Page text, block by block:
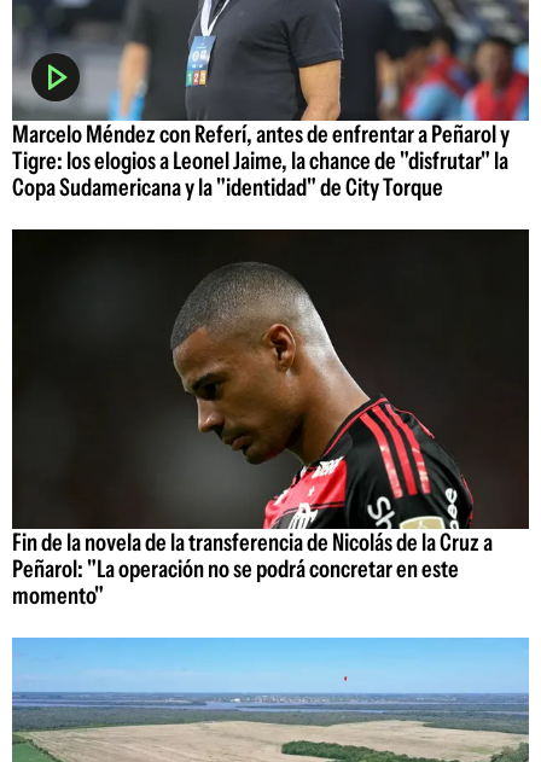
Marcelo Méndez con Referí, antes de enfrentar a Peñarol y
Tigre: los elogios a Leonel Jaime, la chance de "disfrutar" la
Copa Sudamericana y la "identidad" de City Torque
Fin de la novela de la transferencia de Nicolás de la Cruz a
Peñarol: "La operación no se podrá concretar en este
momento"